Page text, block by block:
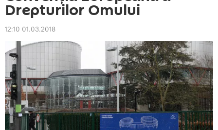
Drepturilor Omului
12:10 01.03.2018